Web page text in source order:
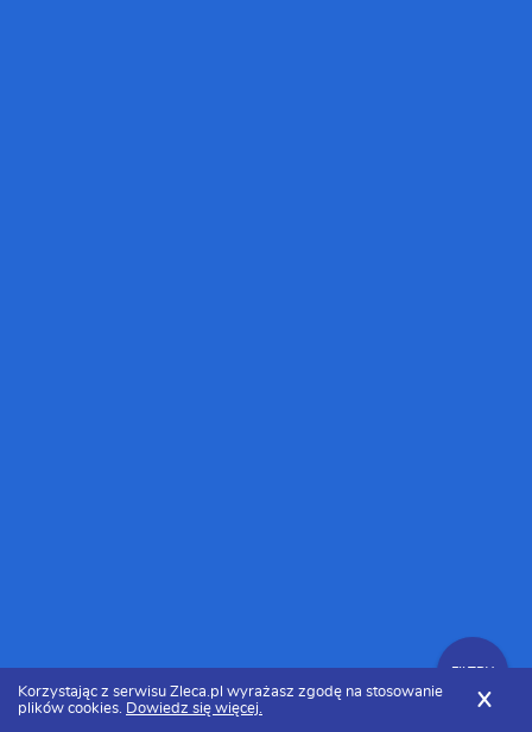
FILTRY
Korzystając z serwisu Zleca.pl wyrażasz zgodę na stosowanie
plików cookies. Dowiedz się więcej. X